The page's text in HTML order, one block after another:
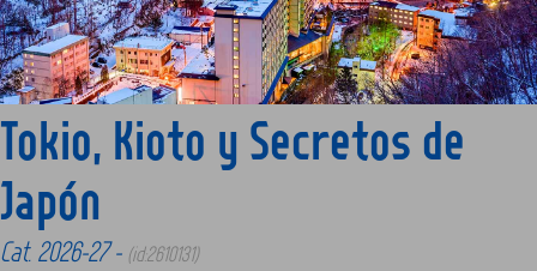
ORIENTE
PROMOCIONES
COMPRAR
Tokio, Kioto y Secretos de
Japón
Cat. 2026-27 - (id:2610131)